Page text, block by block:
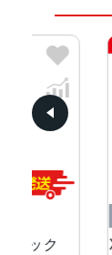
Xperia
ジャ